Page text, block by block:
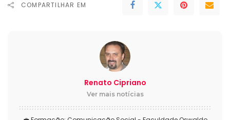
COMPARTILHAR EM
Renato Cipriano
Ver mais notícias